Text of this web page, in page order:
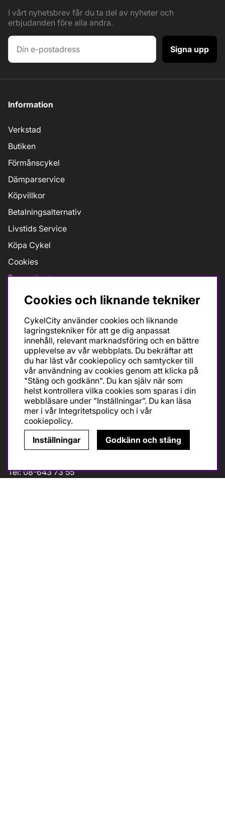
I vårt nyhetsbrev får du ta del av nyheter och
erbjudanden före alla andra.
Signa upp
Information
Verkstad
Butiken
Förmånscykel
Dämparservice
Köpvillkor
Betalningsalternativ
Livstids Service
Köpa Cykel
Cookies
Presentkort
Jobb
Bikefit Retül
Öppettider
Måndag-Fredag 10-18
Lördagar 10-14
Avvikande öppettider (klicka)
Kontakt
Tel: 08-643 73 55
Cookies och liknande tekniker
CykelCity använder cookies och liknande
lagringstekniker för att ge dig anpassat
innehåll, relevant marknadsföring och en bättre
upplevelse av vår webbplats. Du bekräftar att
du har läst vår cookiepolicy och samtycker till
vår användning av cookies genom att klicka på
"Stäng och godkänn". Du kan själv när som
helst kontrollera vilka cookies som sparas i din
webbläsare under ”Inställningar”. Du kan läsa
mer i vår Integritetspolicy och i vår
cookiepolicy.
Inställningar
Godkänn och stäng